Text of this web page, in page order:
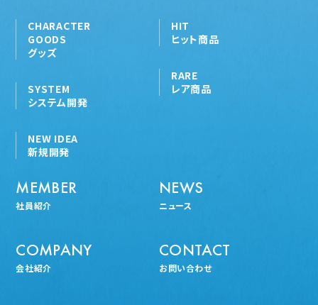
CHARACTER
GOODS
グッズ
SYSTEM
システム開発
NEW IDEA
新規開発
HIT
ヒット商品
RARE
レア商品
MEMBER
社員紹介
COMPANY
会社紹介
NEWS
ニュース
CONTACT
お問い合わせ